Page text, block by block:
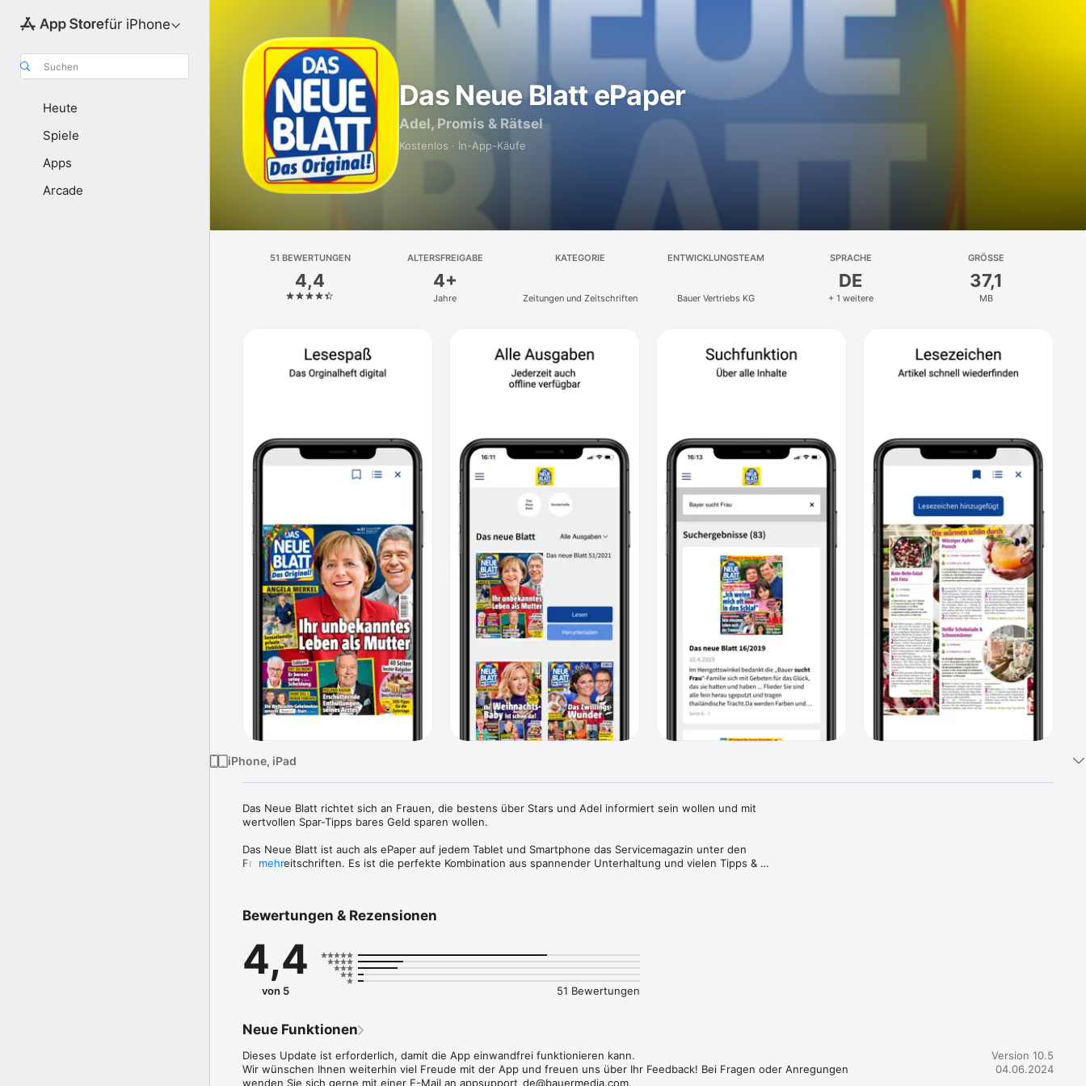
für iPhone
Suchen
Heute
Spiele
Apps
Arcade
Das Neue Blatt ePaper
Adel, Promis & Rätsel
Kostenlos · In-App-Käufe
51 BEWERTUNGEN
4,4
ALTERSFREIGABE
4+
Jahre
KATEGORIE
Zeitungen und Zeitschriften
ENTWICKLUNGSTEAM
Bauer Vertriebs KG
SPRACHE
DE
+ 1 weitere
GRÖSSE
37,1
MB
iPhone, iPad
Das Neue Blatt richtet sich an Frauen, die bestens über Stars und Adel informiert sein wollen und mit
wertvollen Spar-Tipps bares Geld sparen wollen.
Das Neue Blatt ist auch als ePaper auf jedem Tablet und Smartphone das Servicemagazin unter den
Frauenzeitschriften. Es ist die perfekte Kombination aus spannender Unterhaltung und vielen Tipps &
internationale und nationale Prominenz aus den Bereichen Show, Musik, Film und Fernsehen.
THEMEN
• Adel & Promis
• Rezepte
• Gesundheit
• Reisen
FEATURES
• Alle Magazine als ePaper - Sowohl alte als auch zukünftige Ausgabe des Originalmagazins
• Einzel- und Abokäufe
mehr
Bewertungen & Rezensionen
4,4
von 5 51 Bewertungen
Neue Funktionen
Dieses Update ist erforderlich, damit die App einwandfrei funktionieren kann.
Wir wünschen Ihnen weiterhin viel Freude mit der App und freuen uns über Ihr Feedback! Bei Fragen oder Anregungen
wenden Sie sich gerne mit einer E-Mail an appsupport_de@bauermedia.com.
Version 10.5
04.06.2024